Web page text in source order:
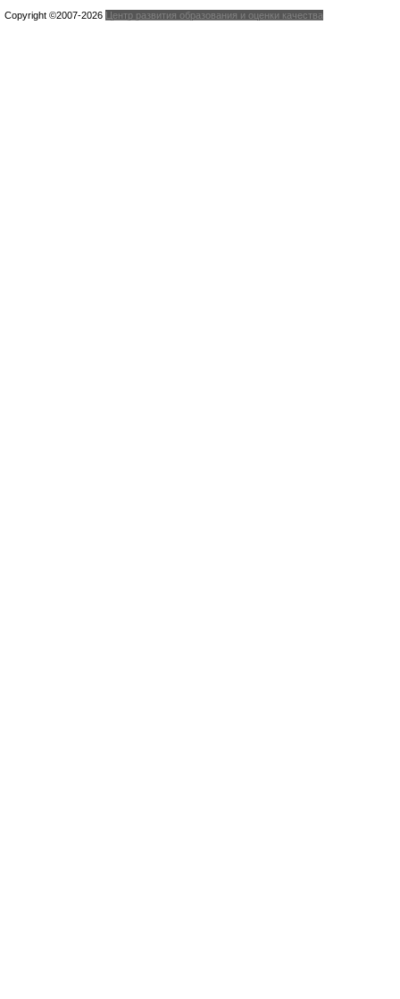
Copyright ©2007-2026 Центр развития образования и оценки качества